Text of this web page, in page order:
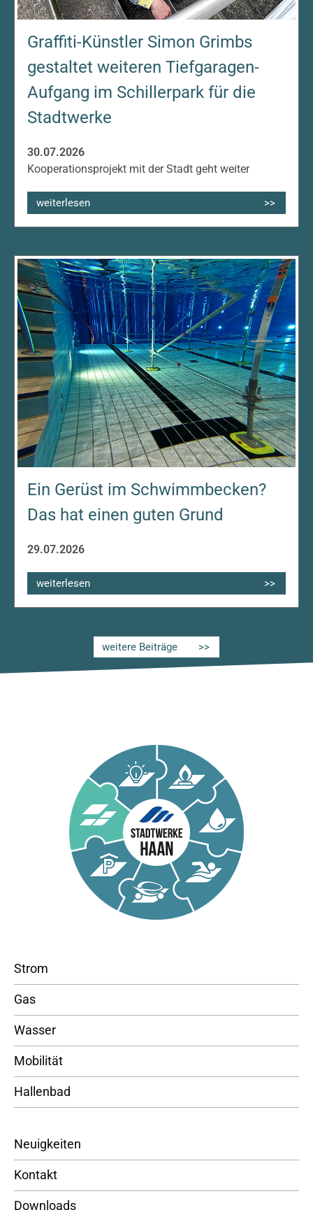
Graffiti-Künstler Simon Grimbs
gestaltet weiteren Tiefgaragen-
Aufgang im Schillerpark für die
Stadtwerke
30.07.2026
Kooperationsprojekt mit der Stadt geht weiter
weiterlesen
Ein Gerüst im Schwimmbecken?
Das hat einen guten Grund
29.07.2026
weiterlesen
weitere Beiträge
Strom
Gas
Wasser
Mobilität
Hallenbad
Neuigkeiten
Kontakt
Downloads